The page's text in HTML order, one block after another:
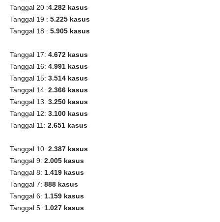
Tanggal 20 :4.282 kasus
Tanggal 19 : 5.225 kasus
Tanggal 18 : 5.905 kasus
Tanggal 17: 4.672 kasus
Tanggal 16: 4.991 kasus
Tanggal 15: 3.514 kasus
Tanggal 14: 2.366 kasus
Tanggal 13: 3.250 kasus
Tanggal 12: 3.100 kasus
Tanggal 11: 2.651 kasus
Tanggal 10: 2.387 kasus
Tanggal 9: 2.005 kasus
Tanggal 8: 1.419 kasus
Tanggal 7: 888 kasus
Tanggal 6: 1.159 kasus
Tanggal 5: 1.027 kasus